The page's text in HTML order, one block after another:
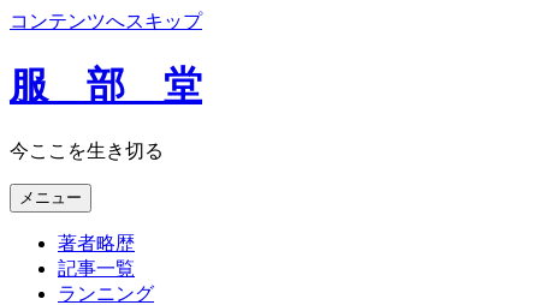
コンテンツへスキップ
服 部 堂
今ここを生き切る
メニュー
著者略歴
記事一覧
ランニング